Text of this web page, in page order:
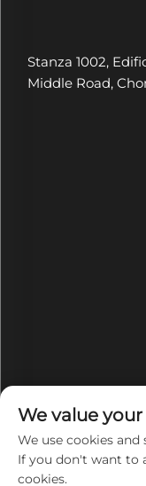
Stanza 1002,
Middle Road,
We value
We use cookies
If you don't want to
cookies.